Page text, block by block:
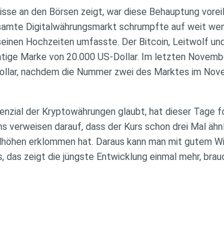
an den Börsen zeigt, war diese Behauptung
Digitalwährungsmarkt schrumpfte auf weit
Hochzeiten umfasste. Der Bitcoin, Leitwolf
Marke von 20.000 US-Dollar. Im letzten
nachdem die Nummer zwei des Marktes im
der Kryptowährungen glaubt, hat dieser Tage
verweisen darauf, dass der Kurs schon drei Mal
erklommen hat. Daraus kann man mit gutem
das zeigt die jüngste Entwicklung einmal mehr,